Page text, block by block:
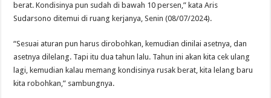
berat. Kondisinya pun sudah di bawah 10 persen,” kata Aris
Sudarsono ditemui di ruang kerjanya, Senin (08/07/2024).
“Sesuai aturan pun harus dirobohkan, kemudian dinilai asetnya, dan
asetnya dilelang. Tapi itu dua tahun lalu. Tahun ini akan kita cek ulang
lagi, kemudian kalau memang kondisinya rusak berat, kita lelang baru
kita robohkan,” sambungnya.